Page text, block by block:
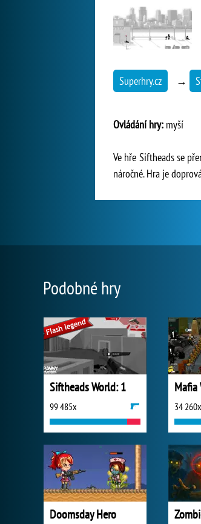
Superhry.cz →
Ovládání hry: myší
Ve hře Siftheads se
náročné. Hra je
Podobné hry
Siftheads World: 1
99 485x
Mafia
34 260x
Doomsday Hero